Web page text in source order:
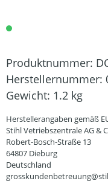
Produktnummer:
Herstellernummer:
Gewicht: 1.2 kg
Herstellerangaben gemäß
Stihl Vetriebszentrale AG &
Robert-Bosch-Straße 13
64807 Dieburg
Deutschland